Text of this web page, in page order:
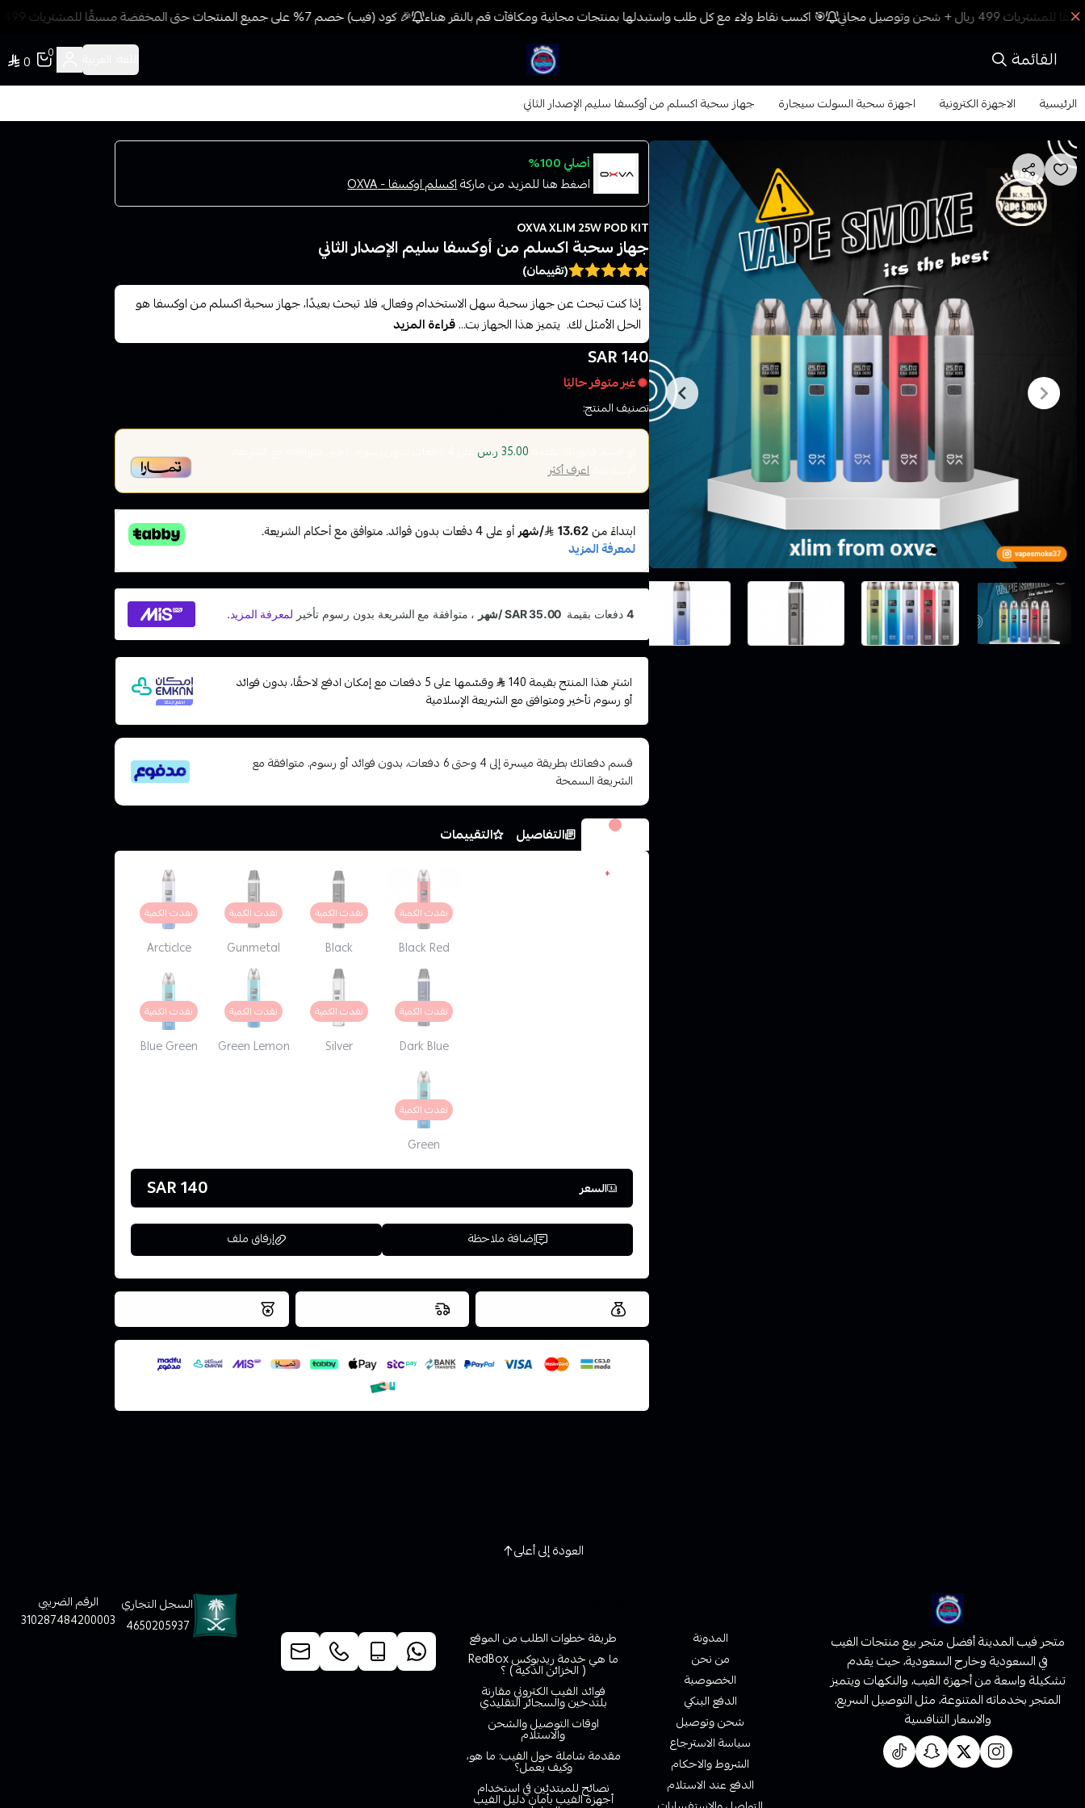
🎯 اكسب نقاط ولاء مع كل طلب واستبدلها بمنتجات مجانية ومكافآت قم بالنقر هناء 🎉 كود (فيب) خصم 7% على جميع المنتجات حتى المخفضة مسبقًا للمشتريات 499 ريال + شحن وتوصيل مجاني
القائمة فيب المدينة
0
0
الرئيسية الاجهزة الكترونية اجهزة سحبة السولت سيجارة جهاز سحبة اكسلم من أوكسفا سليم الإصدار الثاني
أصلي 100%
اضغط هنا للمزيد من ماركةاكسلم اوكسفا - OXVA
OXVA XLIM 25W POD KIT
جهاز سحبة اكسلم من أوكسفا سليم الإصدار الثاني
(تقييمان)
إذا كنت تبحث عن جهاز سحبة سهل الاستخدام وفعال، فلا تبحث بعيدًا، جهاز سحبة اكسلم من اوكسفا هو
الحل الأمثل لك. يتميز هذا الجهاز بت...قراءة المزيد
140 SAR
غير متوفر حاليًا
تصنيف المنتج:
35.00 ر.س على
الإسلاميةاعرف أكثر
اشترِ هذا المنتج بقيمة 140
وقسّمها على 5 دفعات مع إمكان ادفع لاحقًا، بدون فوائد
أو رسوم تأخير ومتوافق مع الشريعة الإسلامية
قسم دفعاتك بطريقة ميسرة إلى 4 وحتى 6 دفعات، بدون فوائد أو رسوم. متوافقة مع
الشريعة السمحة
الخيارات التفاصيل التقييمات
*
نفدت الكمية
Black Red
نفدت الكمية
Black
نفدت الكمية
Gunmetal
نفدت الكمية
Arcticlce
نفدت الكمية
Dark Blue
نفدت الكمية
Silver
نفدت الكمية
Green Lemon
نفدت الكمية
Blue Green
نفدت الكمية
Green
السعر 140 SAR
إضافة ملاحظة إرفاق ملف
اسحب و افلت الملف هنا
استعراض
العروض والشحن مجاني نتميز بلجودة والتخزين الامن
العودة إلى أعلى
متجر فيب المدينة أفضل متجر بيع منتجات الفيب
في السعودية وخارج السعودية، حيث يقدم
تشكيلة واسعة من أجهزة الفيب، والنكهات ويتميز
المتجر بخدماته المتنوعة، مثل التوصيل السريع،
والاسعار التنافسية
المدونة
من نحن
الخصوصية
الدفع البنكي
شحن وتوصيل
سياسة الاسترجاع
الشروط والاحكام
الدفع عند الاستلام
طريقة خطوات الطلب من الموقع
ما هي خدمة ريدبوكس RedBox
( الخزائن الذكية ) ؟
فوائد الفيب الكتروني مقارنة
بلتدخين والسجائر التقليدي
اوقات التوصيل والشحن
والاستلام
مقدمة شاملة حول الفيب: ما هو،
وكيف يعمل؟
نصائح للمبتدئين في استخدام
أجهزة الفيب بأمان دليل الفيب
السجل التجاري
4650205937
الرقم الضريبي
310287484200003